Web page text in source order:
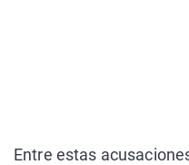
Entre estas